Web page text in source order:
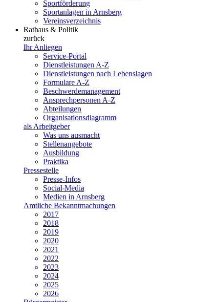
Sportförderung
Sportanlagen in Arnsberg
Vereinsverzeichnis
Rathaus & Politik
zurück
Ihr Anliegen
Service-Portal
Dienstleistungen A-Z
Dienstleistungen nach Lebenslagen
Formulare A-Z
Beschwerdemanagement
Ansprechpersonen A-Z
Abteilungen
Organisationsdiagramm
als Arbeitgeber
Was uns ausmacht
Stellenangebote
Ausbildung
Praktika
Pressestelle
Presse-Infos
Social-Media
Medien in Arnsberg
Amtliche Bekanntmachungen
2017
2018
2019
2020
2021
2022
2023
2024
2025
2026